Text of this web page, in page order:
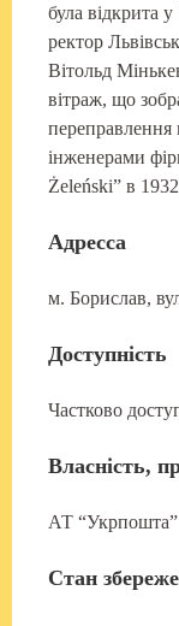
була відкрита
ректор
Вітольд
вітраж, що
інженерами
Żeleński” в
Адресса
м. Борислав,
Доступність
Частково
Власність,
АТ “Укрпошта”
Стан